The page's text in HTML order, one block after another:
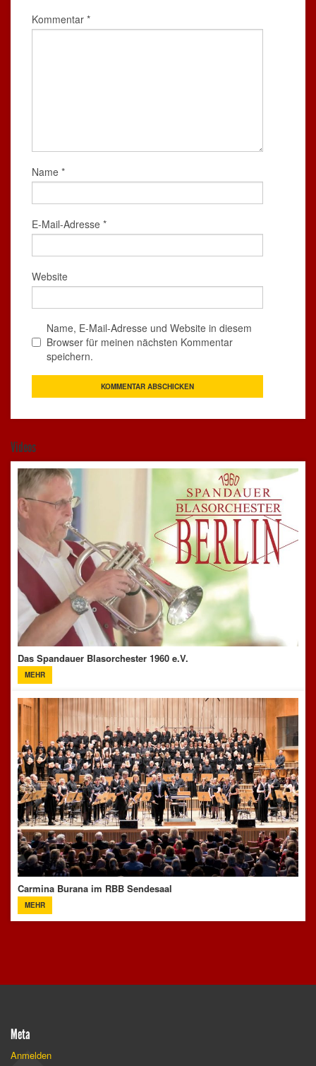
Kommentar *
Name *
E-Mail-Adresse *
Website
Name, E-Mail-Adresse und Website in diesem
Browser für meinen nächsten Kommentar
speichern.
Videos
Das Spandauer Blasorchester 1960 e.V.
MEHR
Carmina Burana im RBB Sendesaal
MEHR
Meta
Anmelden